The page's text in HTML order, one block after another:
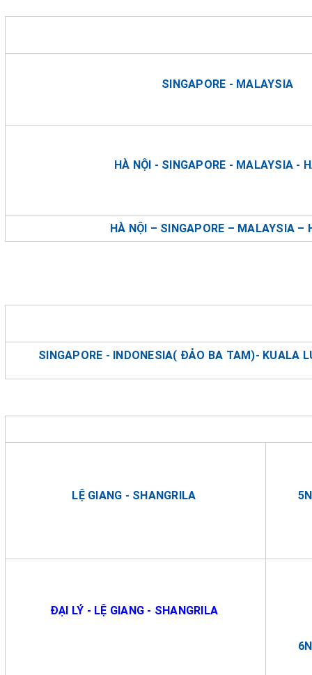
SINGAPORE - MALAYSIA
HÀ NỘI - SINGAPORE - MALAYSIA -
HÀ NỘI – SINGAPORE – MALAYSIA –
SINGAPORE - INDONESIA( ĐẢO BA TAM)- KUALA
LỆ GIANG - SHANGRILA
ĐẠI LÝ - LỆ GIANG - SHANGRILA